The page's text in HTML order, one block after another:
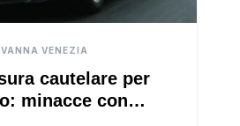
VENEZIA
cautelare per
minacce con